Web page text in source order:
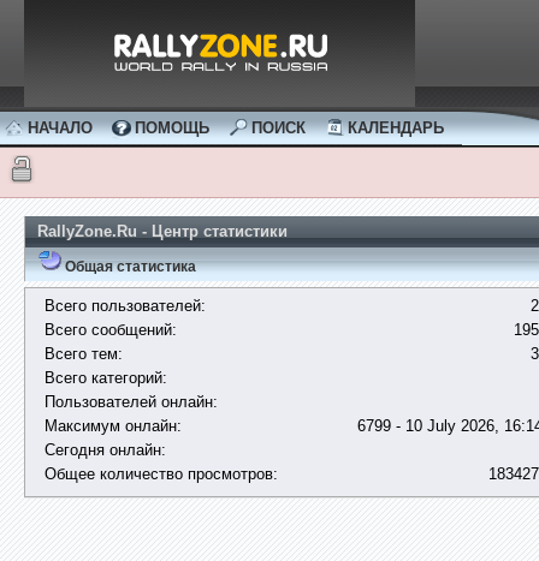
НАЧАЛО ПОМОЩЬ ПОИСК КАЛЕНДАРЬ
RallyZone.Ru - Центр статистики
Общая статистика
Всего пользователей:
Всего сообщений:
Всего тем:
Всего категорий:
Пользователей онлайн:
Максимум онлайн:
6799 - 10 July 2026,
Сегодня онлайн:
Общее количество просмотров: